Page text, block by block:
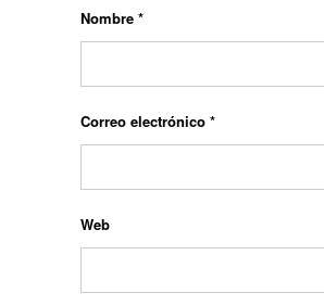
Nombre *
Correo electrónico *
Web